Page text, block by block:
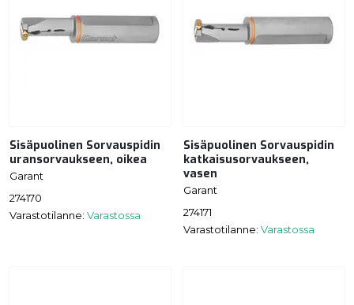
Sisäpuolinen Sorvauspidin
uransorvaukseen, oikea
Garant
274170
Varastotilanne: Varastossa
Sisäpuolinen Sorvauspidin
katkaisusorvaukseen,
vasen
Garant
274171
Varastotilanne: Varastossa